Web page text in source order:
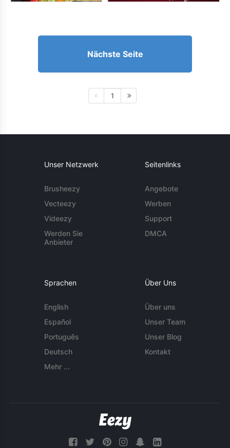
Nächste Seite
1
Unser Netzwerk
Brusheezy
Vecteezy
Videezy
Werden Sie
Anbieter
Seitenlinks
Angebote
Werben
Support
DMCA
Sprachen
English
Español
Português
Deutsch
Mehr ...
Über Uns
Über uns
Unser Team
Unser Blog
Kontakt